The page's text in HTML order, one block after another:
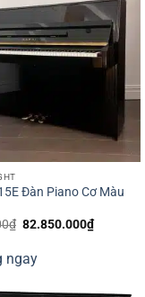
Đàn Piano Cơ Màu
₫ Giá
91.400.000₫.
82.850.000₫Giá
hiện
ngay